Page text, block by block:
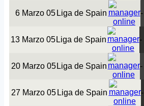
6 Marzo 05 Liga de Spain -
13 Marzo 05 Liga de Spain -
20 Marzo 05 Liga de Spain -
27 Marzo 05 Liga de Spain -